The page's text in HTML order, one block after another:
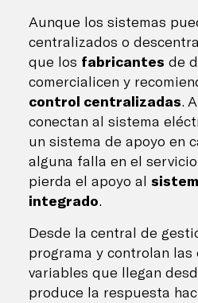
Aunque los sistemas
centralizados o
que los fabricantes de
comercialicen y
control centralizadas.
conectan al sistema
un sistema de apoyo en
alguna falla en el
pierda el apoyo al
integrado.
Desde la central de
programa y controlan
variables que llegan
produce la respuesta